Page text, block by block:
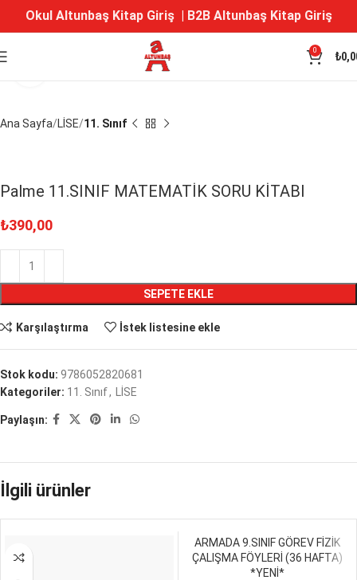
Okul Altunbaş Kitap Giriş| B2B Altunbaş Kitap Giriş
0 ₺
Büyütmek için tıklayın
Ana Sayfa LİSE 11. Sınıf
Palme 11.SINIF MATEMATİK SORU KİTABI
₺390,00
SEPETE EKLE
Karşılaştırma İstek listesine ekle
Stok kodu: 9786052820681
Kategoriler: 11. Sınıf, LİSE
Paylaşın:
İlgili ürünler
ARMADA 9.SINIF GÖREV FİZİK
ÇALIŞMA FÖYLERİ (36 HAFTA)
*YENİ*